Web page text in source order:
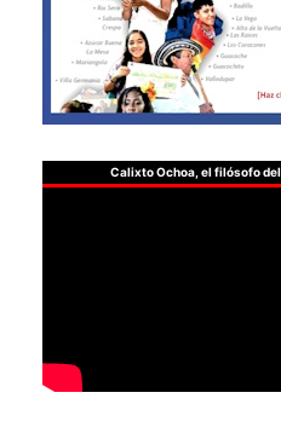
Calixto Ochoa, el filósofo